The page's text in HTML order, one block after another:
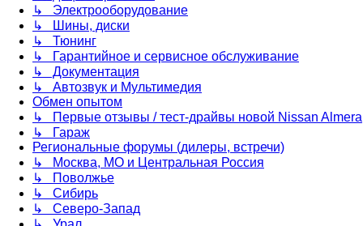
↳ Электрооборудование
↳ Шины, диски
↳ Тюнинг
↳ Гарантийное и сервисное обслуживание
↳ Документация
↳ Автозвук и Мультимедия
Обмен опытом
↳ Первые отзывы / тест-драйвы новой Nissan Almera
↳ Гараж
Региональные форумы (дилеры, встречи)
↳ Москва, МО и Центральная Россия
↳ Поволжье
↳ Сибирь
↳ Северо-Запад